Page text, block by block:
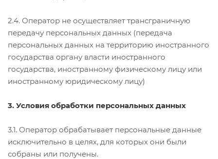
2.4. Оператор не осуществляет трансграничную
передачу персональных данных (передача
персональных данных на территорию иностранного
государства органу власти иностранного
государства, иностранному физическому лицу или
иностранному юридическому лицу)
3. Условия обработки персональных данных
3.1. Оператор обрабатывает персональные данные
исключительно в целях, для которых они были
собраны или получены.